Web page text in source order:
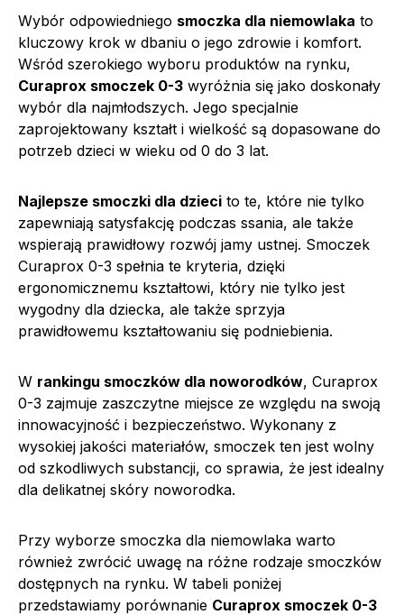
Wybór odpowiedniego smoczka dla niemowlaka to
kluczowy krok w dbaniu o jego zdrowie i komfort.
Wśród szerokiego wyboru produktów na rynku,
Curaprox smoczek 0-3 wyróżnia się jako doskonały
wybór dla najmłodszych. Jego specjalnie
zaprojektowany kształt i wielkość są dopasowane do
potrzeb dzieci w wieku od 0 do 3 lat.
Najlepsze smoczki dla dzieci to te, które nie tylko
zapewniają satysfakcję podczas ssania, ale także
wspierają prawidłowy rozwój jamy ustnej. Smoczek
Curaprox 0-3 spełnia te kryteria, dzięki
ergonomicznemu kształtowi, który nie tylko jest
wygodny dla dziecka, ale także sprzyja
prawidłowemu kształtowaniu się podniebienia.
W rankingu smoczków dla noworodków, Curaprox
0-3 zajmuje zaszczytne miejsce ze względu na swoją
innowacyjność i bezpieczeństwo. Wykonany z
wysokiej jakości materiałów, smoczek ten jest wolny
od szkodliwych substancji, co sprawia, że jest idealny
dla delikatnej skóry noworodka.
Przy wyborze smoczka dla niemowlaka warto
również zwrócić uwagę na różne rodzaje smoczków
dostępnych na rynku. W tabeli poniżej
przedstawiamy porównanie Curaprox smoczek 0-3